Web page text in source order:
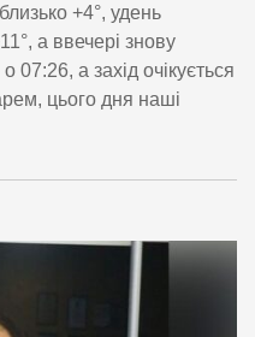
+4°, удень
а ввечері знову
07:26, а захід очікується
цього дня наші